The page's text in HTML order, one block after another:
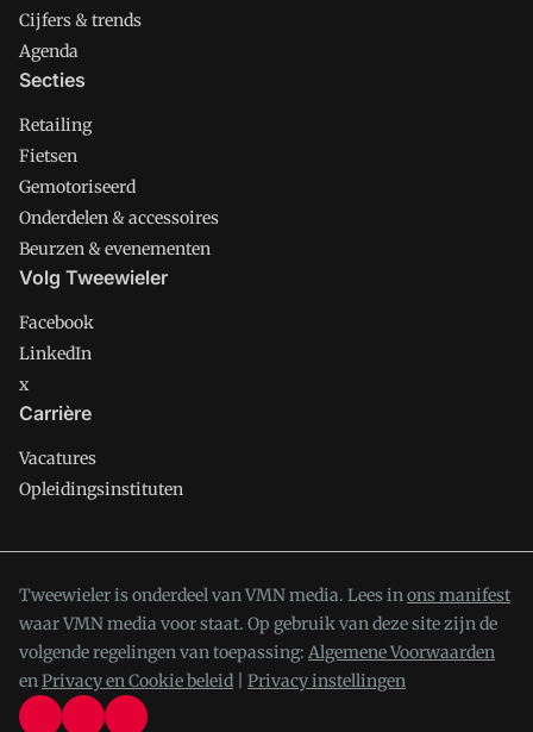
Cijfers & trends
Agenda
Secties
Retailing
Fietsen
Gemotoriseerd
Onderdelen & accessoires
Beurzen & evenementen
Volg Tweewieler
Facebook
LinkedIn
x
Carrière
Vacatures
Opleidingsinstituten
Tweewieler is onderdeel van VMN media. Lees inons manifest
waar VMN media voor staat. Op gebruik van deze site zijn de
volgende regelingen van toepassing: Algemene Voorwaarden
enPrivacy en Cookie beleid Privacy instellingen